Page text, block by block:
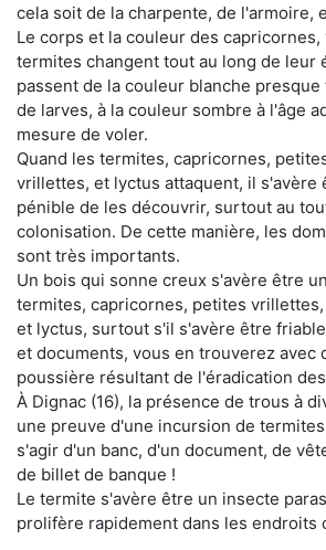
cela soit de la charpente, de l'armoire,
Le corps et la couleur des
termites changent tout au long de leur
passent de la couleur blanche
de larves, à la couleur sombre à l'âge
mesure de voler.
Quand les termites, capricornes,
vrillettes, et lyctus attaquent, il s'avère
pénible de les découvrir, surtout au
colonisation. De cette manière, les
sont très importants.
Un bois qui sonne creux s'avère être
termites, capricornes, petites
et lyctus, surtout s'il s'avère être
et documents, vous en trouverez avec
poussière résultant de l'éradication
À Dignac (16), la présence de trous à
une preuve d'une incursion de
s'agir d'un banc, d'un document, de
de billet de banque !
Le termite s'avère être un insecte
prolifère rapidement dans les endroits